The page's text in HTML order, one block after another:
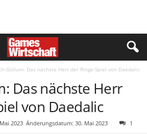
Gollum: Das nächste Herr der Ringe-Spiel von Daedalic
Das nächste Herr
von Daedalic
2023 Änderungsdatum: 30. Mai 2023 1